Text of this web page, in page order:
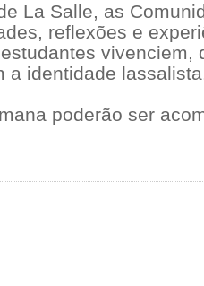
La Salle, as
reflexões e
vivenciem,
a identidade
poderão ser